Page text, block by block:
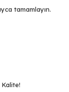
tamamlayın.
Kalite!